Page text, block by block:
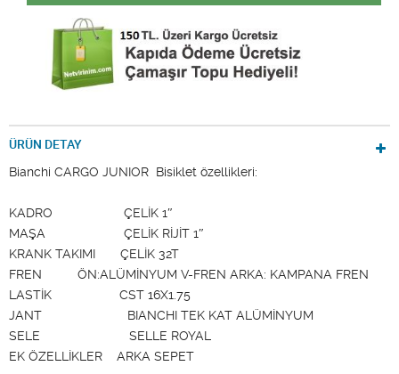
ÜRÜN DETAY
Bianchi CARGO JUNIOR Bisiklet özellikleri:
KADRO ÇELİK 1″
MAŞA ÇELİK RİJİT 1″
KRANK TAKIMI ÇELİK 32T
FREN ÖN:ALÜMİNYUM V-FREN ARKA: KAMPANA FREN
LASTİK CST 16X1.75
JANT BIANCHI TEK KAT ALÜMİNYUM
SELE SELLE ROYAL
EK ÖZELLİKLER ARKA SEPET